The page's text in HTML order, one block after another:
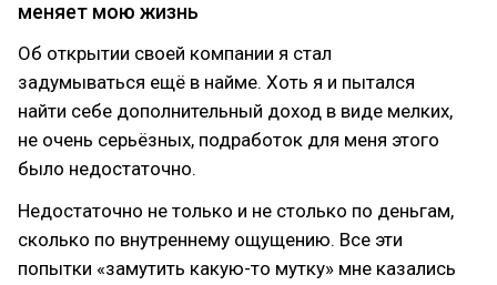
меняет мою жизнь
Об открытии своей компании я стал
задумываться ещё в найме. Хоть я и пытался
найти себе дополнительный доход в виде мелких,
не очень серьёзных, подработок для меня этого
было недостаточно.
Недостаточно не только и не столько по деньгам,
сколько по внутреннему ощущению. Все эти
попытки «замутить какую-то мутку» мне казались